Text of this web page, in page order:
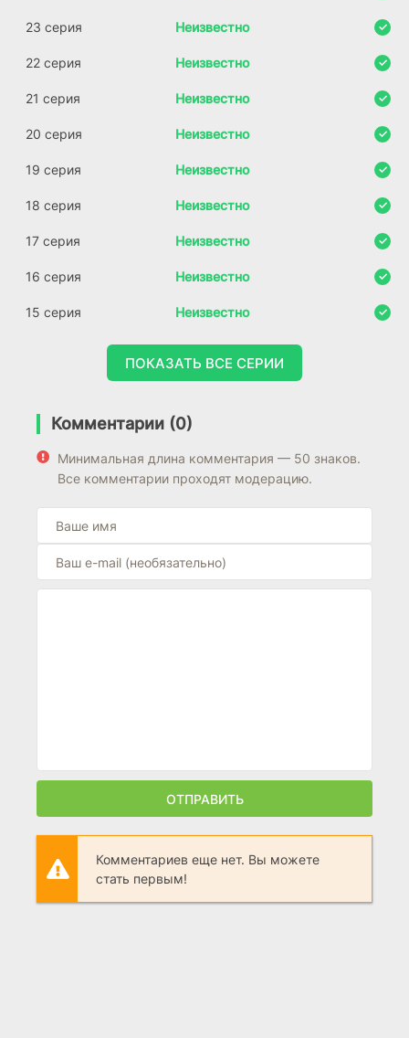
23 серия Неизвестно
22 серия Неизвестно
21 серия Неизвестно
20 серия Неизвестно
19 серия Неизвестно
18 серия Неизвестно
17 серия Неизвестно
16 серия Неизвестно
15 серия Неизвестно
ПОКАЗАТЬ ВСЕ СЕРИИ
Комментарии (0)
Минимальная длина комментария — 50 знаков.
Все комментарии проходят модерацию.
ОТПРАВИТЬ
Комментариев еще нет. Вы можете
стать первым!